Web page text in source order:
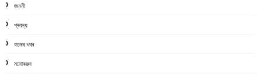
জননী
প্ৰবন্ধ
বতৰৰ খবৰ
মনোৰঞ্জন